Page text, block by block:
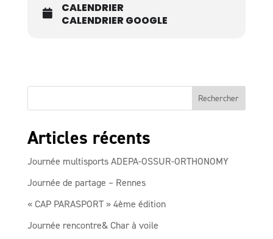
CALENDRIER
CALENDRIER GOOGLE
Articles récents
Journée multisports ADEPA-OSSUR-ORTHONOMY
Journée de partage – Rennes
« CAP PARASPORT » 4ème édition
Journée rencontre& Char à voile